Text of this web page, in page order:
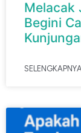
Melacak
Begini